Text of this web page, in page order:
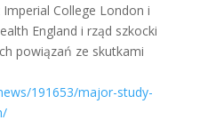
College London i
England i rząd szkocki
powiązań ze skutkami
191653/major-study-